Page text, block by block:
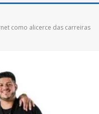
como alicerce das carreiras